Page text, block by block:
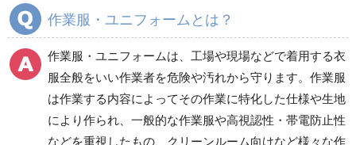
分煙対策機器
電気保守用品 ワイパー クリーンルーム対策用品
防災グッズ（防災セット） 救急医療品
健康管理器具 季節商品 ウイルス対策用品
作業服・ユニフォームとは？
作業服・ユニフォームは、工場や現場などで着用する衣
服全般をいい作業者を危険や汚れから守ります。作業服
は作業する内容によってその作業に特化した仕様や生地
により作られ、一般的な作業服や高視認性・帯電防止性
などを重視したもの、クリーンルーム向けなど様々な作